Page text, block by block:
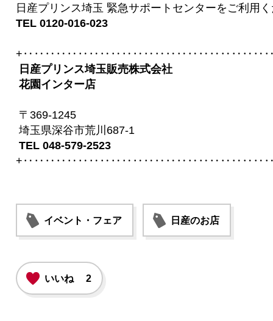
日産プリンス埼玉 緊急サポートセンターをご利用
TEL 0120-016-023
日産プリンス埼玉販売株式会社
花園インター店
〒369-1245
埼玉県深谷市荒川687-1
TEL 048-579-2523
イベント・フェア 日産のお店
いいね 2